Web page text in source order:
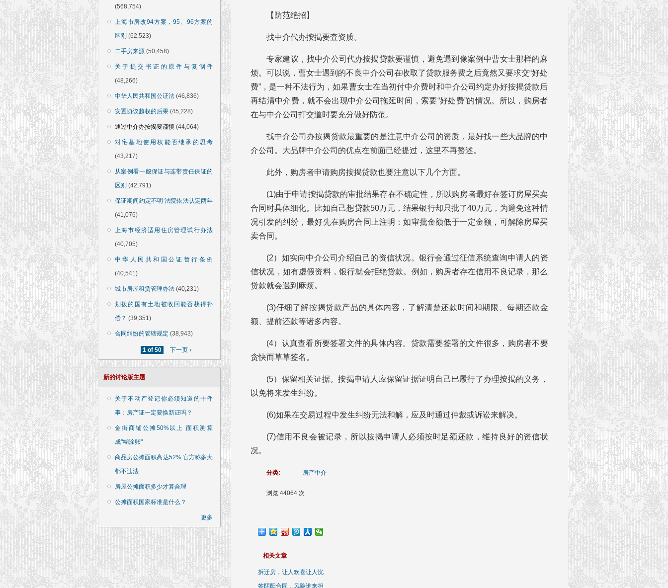
(568,754)
上海市房改94方案，95、96方案的
区别 (62,523)
二手房来源 (50,458)
关于提交书证的原件与复制件
(48,266)
中华人民共和国公证法 (46,836)
安置协议越权的后果 (45,228)
通过中介办按揭要谨慎 (44,064)
对宅基地使用权能否继承的思考
(43,217)
从案例看一般保证与连带责任保证的
区别 (42,791)
保证期间约定不明 法院依法认定两年
(41,076)
上海市经济适用住房管理试行办法
(40,705)
中华人民共和国公证暂行条例
(40,541)
城市房屋租赁管理办法 (40,231)
划拨的国有土地被收回能否获得补
偿？ (39,351)
合同纠纷的管辖规定 (38,943)
1 of 50 下一页 ›
新的讨论版主题
关于不动产登记你必须知道的十件
事：房产证一定要换新证吗？
金街商铺公摊50%以上 面积测算
成"糊涂账"
商品房公摊面积高达52% 官方称多大
都不违法
房屋公摊面积多少才算合理
公摊面积国家标准是什么？
更多
【防范绝招】
找中介代办按揭要査资质。
专家建议，找中介公司代办按揭贷款要谨慎，避免遇到像案例中曹女士那样的麻
烦。可以说，曹女士遇到的不良中介公司在收取了贷款服务费之后竟然又要求交“好处
费”，是一种不法行为，如果曹女士在当初付中介费时和中介公司约定办好按揭贷款后
再结清中介费，就不会出现中介公司拖延时间，索要“好处费”的情况。所以，购房者
在与中介公司打交道时要充分做好防范。
找中介公司办按揭贷款最重要的是注意中介公司的资质，最好找一些大品牌的中
介公司。大品牌中介公司的优点在前面已经提过，这里不再赘述。
此外，购房者申请购房按揭贷款也要注意以下几个方面。
(1)由于申请按揭贷款的审批结果存在不确定性，所以购房者最好在签订房屋买卖
合同时具体细化。比如自己想贷款50万元，结果银行却只批了40万元，为避免这种情
况引发的纠纷，最好先在购房合同上注明：如审批金额低于一定金额，可解除房屋买
卖合同。
(2）如实向中介公司介绍自己的资信状况。银行会通过征信系统查询申请人的资
信状况，如有虚假资料，银行就会拒绝贷款。例如，购房者存在信用不良记录，那么
贷款就会遇到麻烦。
(3)仔细了解按揭贷款产品的具体内容，了解清楚还款时间和期限、每期还款金
额、提前还款等诸多内容。
(4）认真查看所要签署文件的具体内容。贷款需要签署的文件很多，购房者不要
贪快而草草签名。
(5）保留相关证据。按揭申请人应保留证据证明自己巳履行了办理按揭的义务，
以免将来发生纠纷。
(6)如果在交易过程中发生纠纷无法和解，应及时通过仲裁或诉讼来解决。
(7)信用不良会被记录，所以按揭申请人必须按时足额还款，维持良好的资信状
况。
分类: 房产中介
浏览 44064 次
相关文章
拆迁房，让人欢喜让人忧
签阴阳合同，风险谁来担